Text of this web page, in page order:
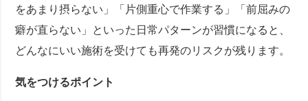
をあまり摂らない」「片側重心で作業する」「前屈みの
癖が直らない」といった日常パターンが習慣になると、
どんなにいい施術を受けても再発のリスクが残ります。
気をつけるポイント